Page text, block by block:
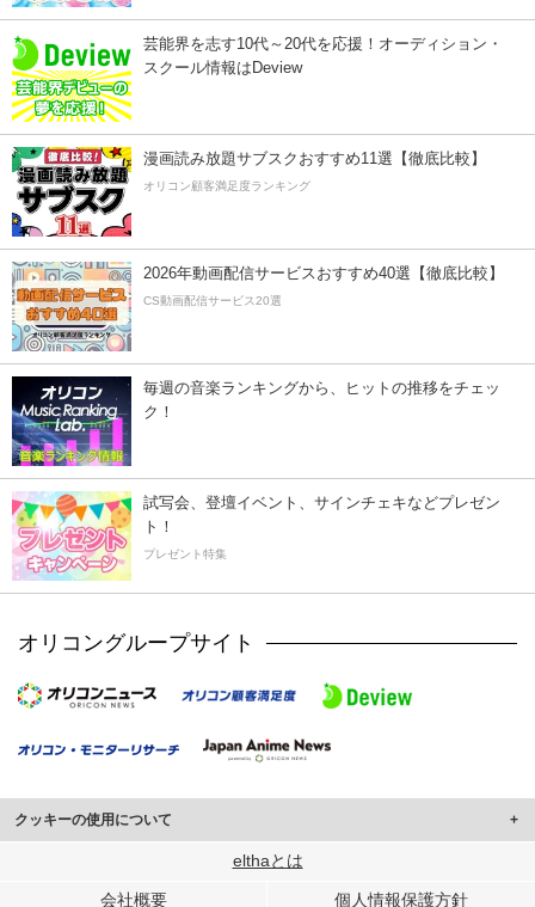
芸能界を志す10代～20代を応援！オーディション・
スクール情報はDeview
漫画読み放題サブスクおすすめ11選【徹底比較】
オリコン顧客満足度ランキング
2026年動画配信サービスおすすめ40選【徹底比較】
CS動画配信サービス20選
毎週の音楽ランキングから、ヒットの推移をチェッ
ク！
試写会、登壇イベント、サインチェキなどプレゼン
ト！
プレゼント特集
オリコングループサイト
クッキーの使用について
このサイトでは Cookie を使用して、ユーザーに合わせたコンテンツや広告の
行っています。
elthaとは
会社概要 個人情報保護方針